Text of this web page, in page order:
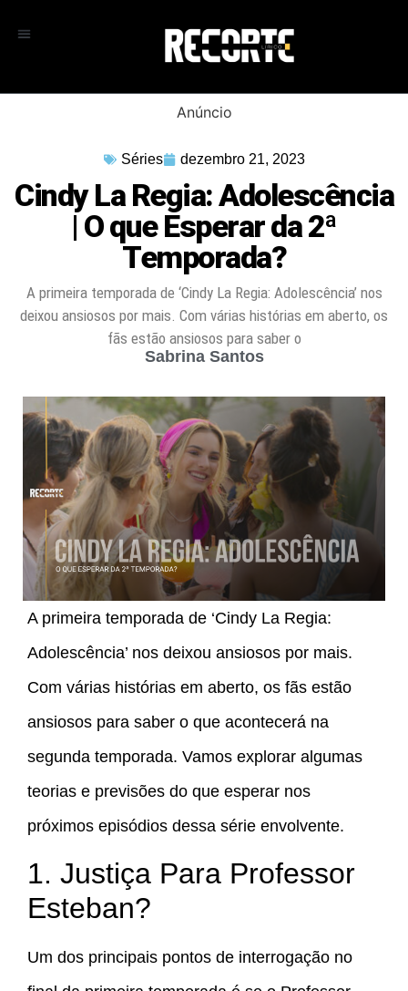
Anúncio
Séries dezembro 21, 2023
Cindy La Regia: Adolescência
| O que Esperar da 2ª
Temporada?
A primeira temporada de ‘Cindy La Regia: Adolescência’ nos
deixou ansiosos por mais. Com várias histórias em aberto, os
fãs estão ansiosos para saber o
Sabrina Santos
A primeira temporada de ‘Cindy La Regia:
Adolescência’ nos deixou ansiosos por mais.
Com várias histórias em aberto, os fãs estão
ansiosos para saber o que acontecerá na
segunda temporada. Vamos explorar algumas
teorias e previsões do que esperar nos
próximos episódios dessa série envolvente.
1. Justiça Para Professor
Esteban?
Um dos principais pontos de interrogação no